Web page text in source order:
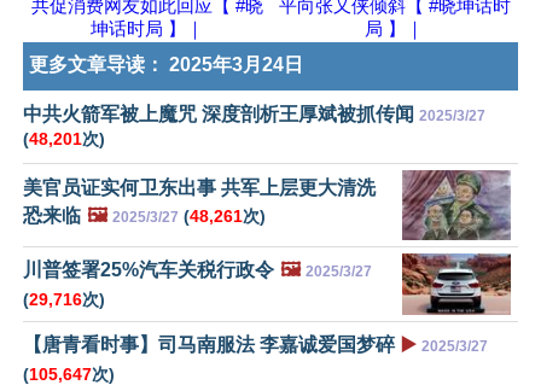
共促消费网友如此回应【 #晓
坤话时局 】｜
平向张又侠倾斜【 #晓坤话时
局 】｜
更多文章导读： 2025年3月24日
中共火箭军被上魔咒 深度剖析王厚斌被抓传闻 2025/3/27
(48,201次)
美官员证实何卫东出事 共军上层更大清洗
恐来临 🖼️ 2025/3/27 (48,261次)
川普签署25%汽车关税行政令 🖼️ 2025/3/27
(29,716次)
【唐青看时事】司马南服法 李嘉诚爱国梦碎 ▶️ 2025/3/27
(105,647次)